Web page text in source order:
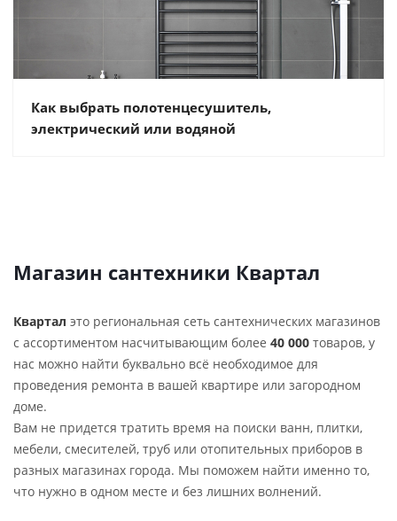
Как выбрать полотенцесушитель,
электрический или водяной
Магазин сантехники Квартал
Квартал это региональная сеть сантехнических магазинов
с ассортиментом насчитывающим более 40 000 товаров, у
нас можно найти буквально всё необходимое для
проведения ремонта в вашей квартире или загородном
доме.
Вам не придется тратить время на поиски ванн, плитки,
мебели, смесителей, труб или отопительных приборов в
разных магазинах города. Мы поможем найти именно то,
что нужно в одном месте и без лишних волнений.